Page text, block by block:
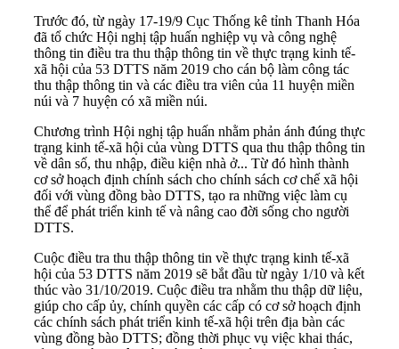
Trước đó, từ ngày 17-19/9 Cục Thống kê tỉnh Thanh Hóa
đã tổ chức Hội nghị tập huấn nghiệp vụ và công nghệ
thông tin điều tra thu thập thông tin về thực trạng kinh tế-
xã hội của 53 DTTS năm 2019 cho cán bộ làm công tác
thu thập thông tin và các điều tra viên của 11 huyện miền
núi và 7 huyện có xã miền núi.
Chương trình Hội nghị tập huấn nhằm phản ánh đúng thực
trạng kinh tế-xã hội của vùng DTTS qua thu thập thông tin
về dân số, thu nhập, điều kiện nhà ở... Từ đó hình thành
cơ sở hoạch định chính sách cho chính sách cơ chế xã hội
đối với vùng đồng bào DTTS, tạo ra những việc làm cụ
thể để phát triển kinh tế và nâng cao đời sống cho người
DTTS.
Cuộc điều tra thu thập thông tin về thực trạng kinh tế-xã
hội của 53 DTTS năm 2019 sẽ bắt đầu từ ngày 1/10 và kết
thúc vào 31/10/2019. Cuộc điều tra nhằm thu thập dữ liệu,
giúp cho cấp ủy, chính quyền các cấp có cơ sở hoạch định
các chính sách phát triển kinh tế-xã hội trên địa bàn các
vùng đồng bào DTTS; đồng thời phục vụ việc khai thác,